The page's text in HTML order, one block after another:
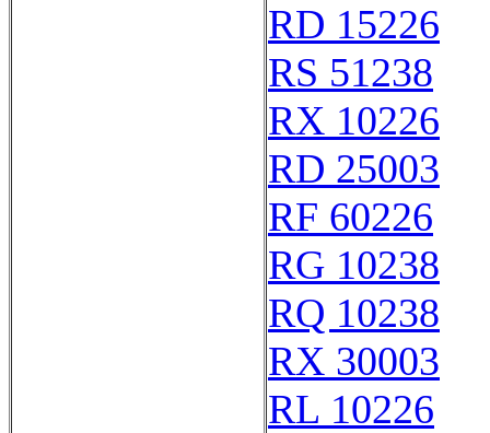
RD 15226
RS 51238
RX 10226
RD 25003
RF 60226
RG 10238
RQ 10238
RX 30003
RL 10226